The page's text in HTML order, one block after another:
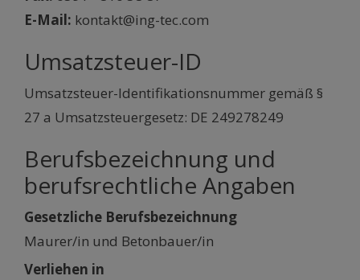
E-Mail: kontakt@ing-tec.com
Umsatzsteuer-ID
Umsatzsteuer-Identifikationsnummer gemäß §
27 a Umsatzsteuergesetz: DE 249278249
Berufsbezeichnung und
berufsrechtliche Angaben
Gesetzliche Berufsbezeichnung
Maurer/in und Betonbauer/in
Verliehen in